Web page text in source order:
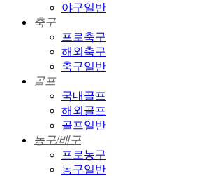
야구일반
축구
프로축구
해외축구
축구일반
골프
국내골프
해외골프
골프일반
농구/배구
프로농구
농구일반